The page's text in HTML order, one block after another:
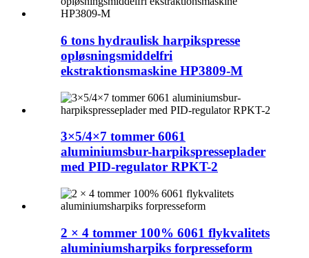
6 tons hydraulisk harpikspresse
opløsningsmiddelfri
ekstraktionsmaskine HP3809-M
3×5/4×7 tommer 6061
aluminiumsbur-harpikspresseplader
med PID-regulator RPKT-2
2 × 4 tommer 100% 6061 flykvalitets
aluminiumsharpiks forpresseform